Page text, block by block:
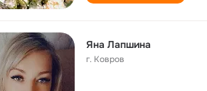
Яна Лапшина
г. Ковров